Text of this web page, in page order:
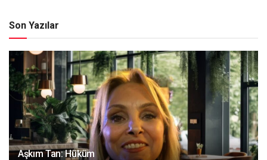
Son Yazılar
Aşkım Tan: Hüküm